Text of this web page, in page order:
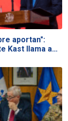
aportan":
Kast llama a…